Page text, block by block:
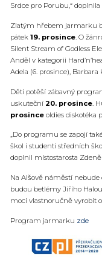
Srdce pro Porubu,“ doplnila
Zlatým hřebem jarmarku
pátek 19. prosince . O
Silent Stream of Godless
Anděl v kategorii
Adela (6. prosince), Barbara
Děti potěší zábavný
uskuteční 20. prosince .
prosince oldies diskotéka
„Do programu se zapojí
škol i studenti středních
doplnil místostarosta
Na Alšově náměstí
budou betlémy Jiřího
moci vlastnoručně vyrobit
Program jarmarku zde